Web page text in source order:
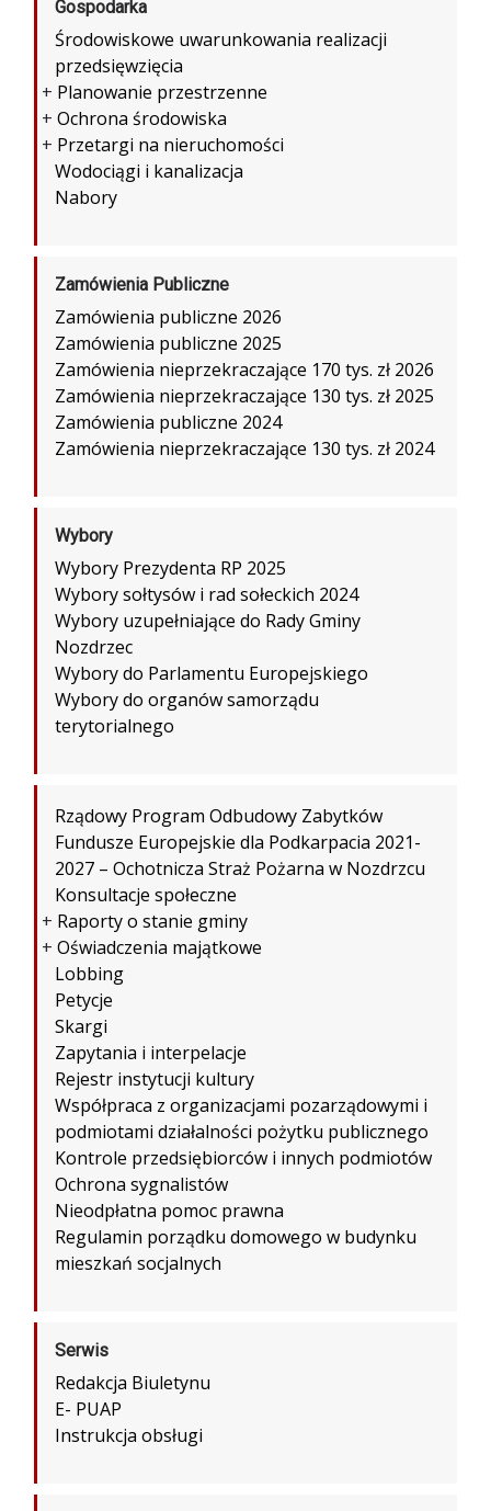
Gospodarka
Środowiskowe uwarunkowania realizacji
przedsięwzięcia
+ Planowanie przestrzenne
+ Ochrona środowiska
+ Przetargi na nieruchomości
Wodociągi i kanalizacja
Nabory
Zamówienia Publiczne
Zamówienia publiczne 2026
Zamówienia publiczne 2025
Zamówienia nieprzekraczające 170 tys. zł 2026
Zamówienia nieprzekraczające 130 tys. zł 2025
Zamówienia publiczne 2024
Zamówienia nieprzekraczające 130 tys. zł 2024
Wybory
Wybory Prezydenta RP 2025
Wybory sołtysów i rad sołeckich 2024
Wybory uzupełniające do Rady Gminy
Nozdrzec
Wybory do Parlamentu Europejskiego
Wybory do organów samorządu
terytorialnego
Rządowy Program Odbudowy Zabytków
Fundusze Europejskie dla Podkarpacia 2021-
2027 – Ochotnicza Straż Pożarna w Nozdrzcu
Konsultacje społeczne
+ Raporty o stanie gminy
+ Oświadczenia majątkowe
Lobbing
Petycje
Skargi
Zapytania i interpelacje
Rejestr instytucji kultury
Współpraca z organizacjami pozarządowymi i
podmiotami działalności pożytku publicznego
Kontrole przedsiębiorców i innych podmiotów
Ochrona sygnalistów
Nieodpłatna pomoc prawna
Regulamin porządku domowego w budynku
mieszkań socjalnych
Serwis
Redakcja Biuletynu
E- PUAP
Instrukcja obsługi